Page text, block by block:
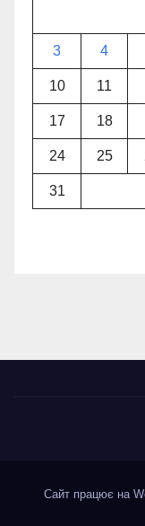
3 4
10 11
17 18
24 25
31
Сайт працює на